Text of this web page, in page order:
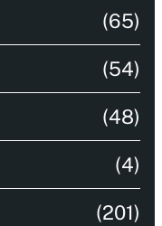
(65)
(54)
(48)
(4)
(201)